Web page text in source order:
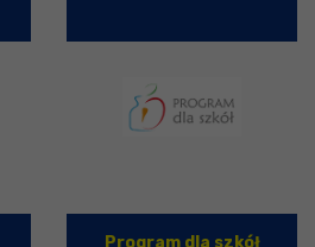
Program dla szkół